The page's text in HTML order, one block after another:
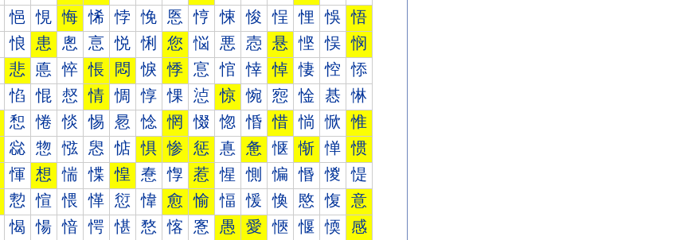
悒 悓 悔 悕 悖 悗 悘 悙 悚 悛 悜 悝 悞 悟
悢 患 悤 悥 悦 悧 您 悩 悪 悫 悬 悭 悮 悯
悲 悳 悴 悵 悶 悷 悸 悹 悺 悻 悼 悽 悾 悿
惂 惃 惄 情 惆 惇 惈 惉 惊 惋 惌 惍 惎 惏
惒 惓 惔 惕 惖 惗 惘 惙 惚 惛 惜 惝 惞 惟
惢 惣 惤 惥 惦 惧 惨 惩 惪 惫 惬 惭 惮 惯
惲 想 惴 惵 惶 惷 惸 惹 惺 惻 惼 惽 惾 惿
愂 愃 愄 愅 愆 愇 愈 愉 愊 愋 愌 愍 愎 意
愒 愓 愔 愕 愖 愗 愘 愙 愚 愛 愜 愝 愞 感